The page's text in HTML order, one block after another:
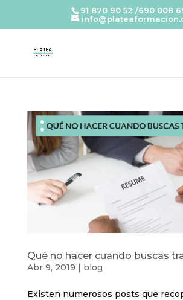
91 870 90 52 /690 008
Qué no hacer cuando buscas
Abr 9, 2019 | blog
Existen numerosos posts que